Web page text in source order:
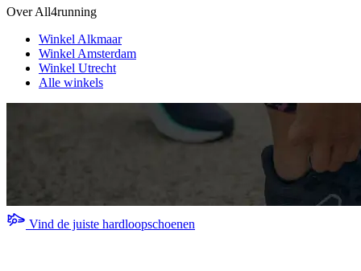
Over All4running
Winkel Alkmaar
Winkel Amsterdam
Winkel Utrecht
Alle winkels
Vind de juiste hardloopschoenen